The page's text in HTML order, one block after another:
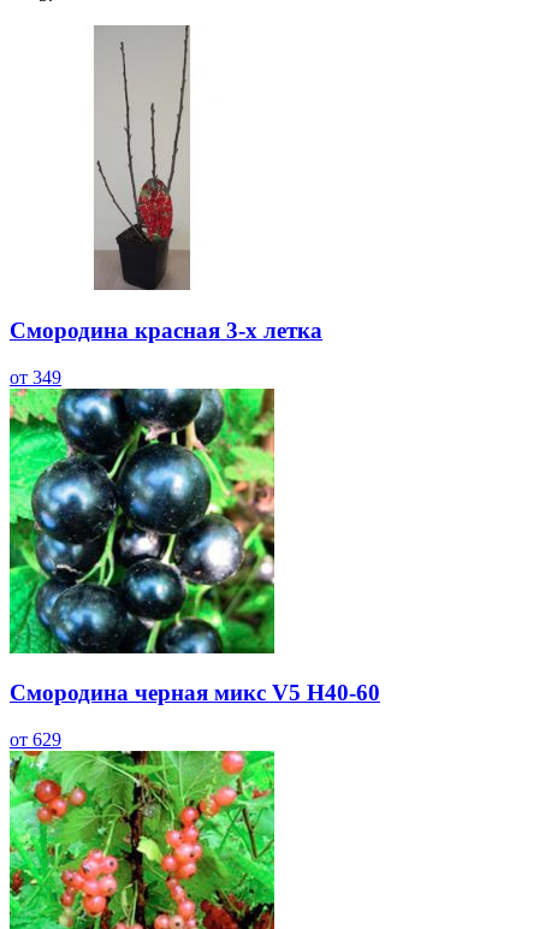
Смородина красная 3-х летка
от 349
Смородина черная микс V5 H40-60
от 629